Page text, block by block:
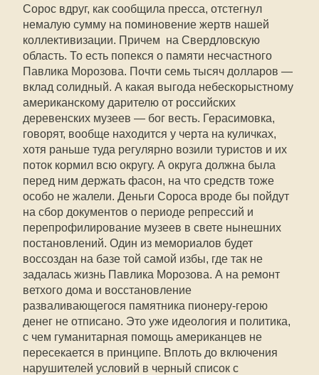
Сорос вдруг, как сообщила пресса, отстегнул
немалую сумму на поминовение жертв нашей
коллективизации. Причем на Свердловскую
область. То есть попекся о памяти несчастного
Павлика Морозова. Почти семь тысяч долларов —
вклад солидный. А какая выгода небескорыстному
американскому дарителю от российских
деревенских музеев — бог весть. Герасимовка,
говорят, вообще находится у черта на куличках,
хотя раньше туда регулярно возили туристов и их
поток кормил всю округу. А округа должна была
перед ним держать фасон, на что средств тоже
особо не жалели. Деньги Сороса вроде бы пойдут
на сбор документов о периоде репрессий и
перепрофилирование музеев в свете нынешних
постановлений. Один из мемориалов будет
воссоздан на базе той самой избы, где так не
задалась жизнь Павлика Морозова. А на ремонт
ветхого дома и восстановление
разваливающегося памятника пионеру-герою
денег не отписано. Это уже идеология и политика,
с чем гуманитарная помощь американцев не
пересекается в принципе. Вплоть до включения
нарушителей условий в черный список с